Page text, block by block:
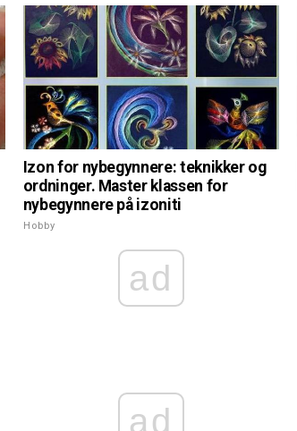
Izon for nybegynnere: teknikker og
ordninger. Master klassen for
nybegynnere på izoniti
Hobby
ad
ad